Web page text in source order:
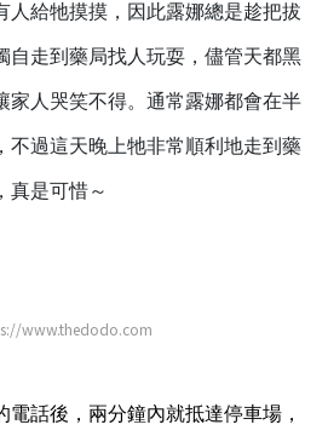
人給牠摸摸，因此露娜總是趁把拔
自走到藥局找人玩耍，儘管天都黑
家人哭笑不得。通常露娜都會在半
不過這天晚上牠非常順利地走到藥
真是可惜～
www.thedodo.com
話後，兩分鐘內就抵達停車場，